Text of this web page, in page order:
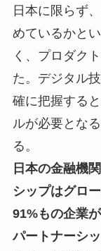
日本に限らず
めているかと
く、プロダク
た。デジタル
確に把握する
ルが必要とな
る。
日本の金融機
シップはグロ
91%もの企業
パートナーシ